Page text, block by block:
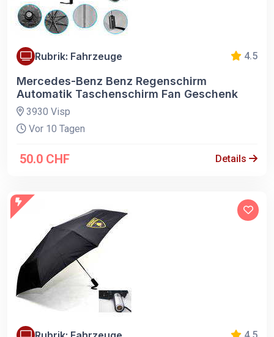
Rubrik: Fahrzeuge 4.5
Mercedes-Benz Benz Regenschirm
Automatik Taschenschirm Fan Geschenk
3930 Visp
Vor 10 Tagen
50.0 CHF Details